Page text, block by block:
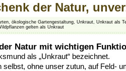
der Natur,
, ökologische Gartengestaltung, Unkraut, Unkraut als
gelten als Unkraut
Natur mit wichtigen
als „Unkraut“ bezeichnet.
selbst, ohne unser zutun, auf Feld-